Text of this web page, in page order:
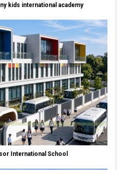
kids international academy
International School